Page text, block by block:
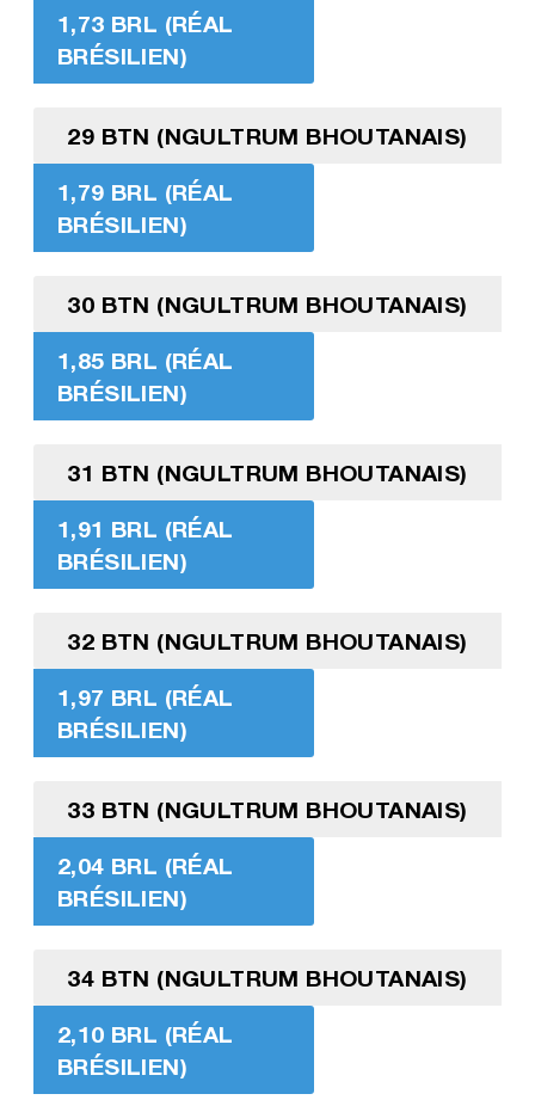
1,73 BRL (RÉAL
BRÉSILIEN)
29 BTN (NGULTRUM BHOUTANAIS)
1,79 BRL (RÉAL
BRÉSILIEN)
30 BTN (NGULTRUM BHOUTANAIS)
1,85 BRL (RÉAL
BRÉSILIEN)
31 BTN (NGULTRUM BHOUTANAIS)
1,91 BRL (RÉAL
BRÉSILIEN)
32 BTN (NGULTRUM BHOUTANAIS)
1,97 BRL (RÉAL
BRÉSILIEN)
33 BTN (NGULTRUM BHOUTANAIS)
2,04 BRL (RÉAL
BRÉSILIEN)
34 BTN (NGULTRUM BHOUTANAIS)
2,10 BRL (RÉAL
BRÉSILIEN)